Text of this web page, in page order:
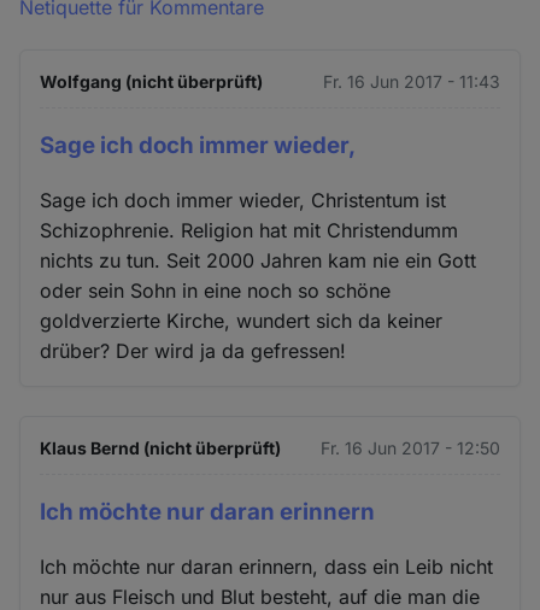
Netiquette für Kommentare
Wolfgang (nicht überprüft) Fr. 16 Jun 2017 - 11:43
Sage ich doch immer wieder,
Sage ich doch immer wieder, Christentum ist
Schizophrenie. Religion hat mit Christendumm
nichts zu tun. Seit 2000 Jahren kam nie ein Gott
oder sein Sohn in eine noch so schöne
goldverzierte Kirche, wundert sich da keiner
drüber? Der wird ja da gefressen!
Klaus Bernd (nicht überprüft) Fr. 16 Jun 2017 - 12:50
Ich möchte nur daran erinnern
Ich möchte nur daran erinnern, dass ein Leib nicht
nur aus Fleisch und Blut besteht, auf die man die